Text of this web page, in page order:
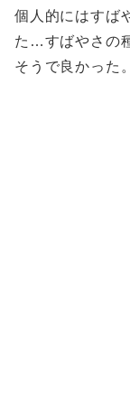
個人的にはすば
た…すばやさの
そうで良かった。